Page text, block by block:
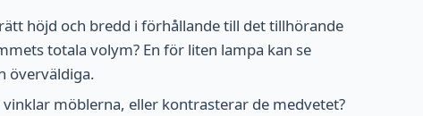
höjd och bredd i förhållande till det tillhörande
totala volym? En för liten lampa kan se
överväldiga.
möblerna, eller kontrasterar de medvetet?